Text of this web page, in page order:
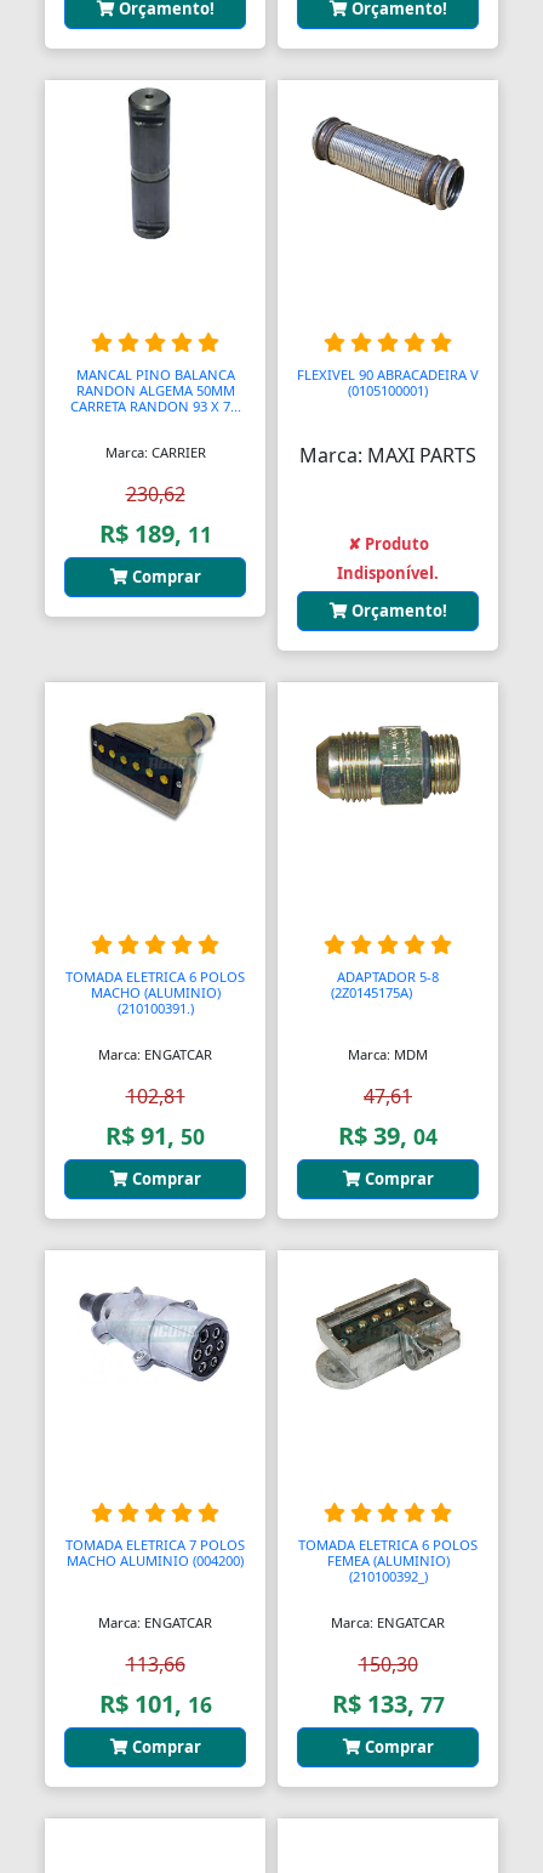
Bandejas
Banjo
Barra De Torção
Barra Estabilizadora
Barra Haste Reação
Barras Antipânico
Barras Axiais
Barras de Ling
Bases
Bases Faciais
Batedeiras
Batedores
Bendix de Partida
Bicos de Mamadeira
Bicos de Pato
Bielas
Bielas
Bieletas
Bigornas
Biscoitinhos de Bebês
Bloco Completo
Blocos de Concreto
Bobinadeiras
Bobinas de Ignição
Bobinas para Máquinas
Orçamento!
Orçamento!
MANCAL PINO BALANCA
RANDON ALGEMA 50MM
CARRETA RANDON 93 X 7...
Marca: CARRIER
230,62
R$ 189, 11
Comprar
FLEXIVEL 90 ABRACADEIRA V
(0105100001)
Marca: MAXI PARTS
✘ Produto
Indisponível.
Orçamento!
TOMADA ELETRICA 6 POLOS
MACHO (ALUMINIO)
(210100391.)
Marca: ENGATCAR
102,81
R$ 91, 50
Comprar
ADAPTADOR 5-8
(2Z0145175A)AAAA
Marca: MDM
47,61
R$ 39, 04
Comprar
TOMADA ELETRICA 7 POLOS
MACHO ALUMINIO (004200)
Marca: ENGATCAR
113,66
R$ 101, 16
Comprar
TOMADA ELETRICA 6 POLOS
FEMEA (ALUMINIO)
(210100392_)
Marca: ENGATCAR
150,30
R$ 133, 77
Comprar